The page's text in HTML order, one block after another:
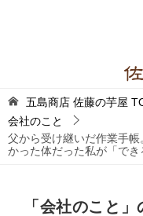
五島商店 佐藤の芋屋
会社のこと
父から受け継いだ作業手
かった体だった私が「で
「会社のこと